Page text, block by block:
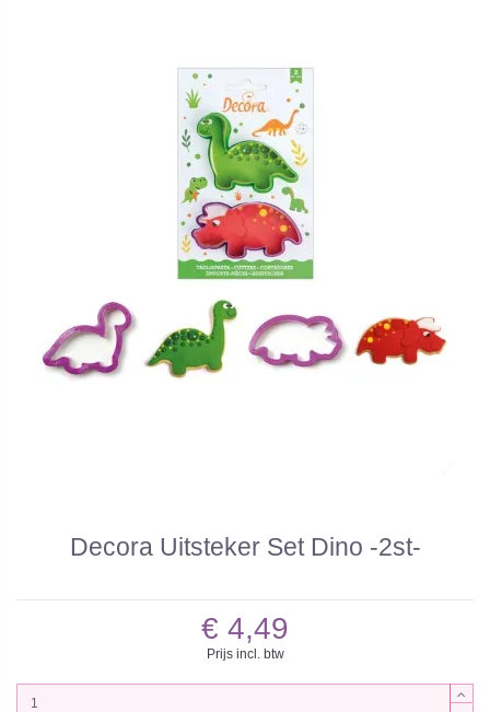
Decora Uitsteker Set Dino -2st-
€ 4,49
Prijs incl. btw